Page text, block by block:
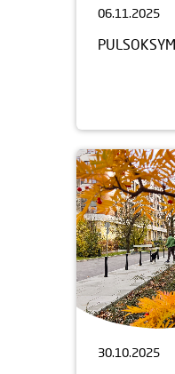
06.11.2025
30.10.2025